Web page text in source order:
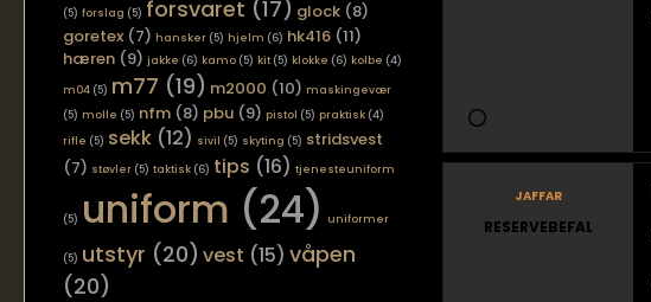
jaffar
RESERVEBEFAL
(5) forslag (5) forsvaret (17) glock (8)
goretex (7) hansker (5) hjelm (6) hk416 (11)
hæren (9) jakke (6) kamo (5) kit (5) klokke (6) kolbe (4)
m04 (5) m77 (19) m2000 (10) maskingevær
(5) molle (5) nfm (8) pbu (9) pistol (5) praktisk (4)
rifle (5) sekk (12) sivil (5) skyting (5) stridsvest
(7) støvler (5) taktisk (6) tips (16) tjenesteuniform
(5) uniform (24) uniformer
(5) utstyr (20) vest (15) våpen
(20)